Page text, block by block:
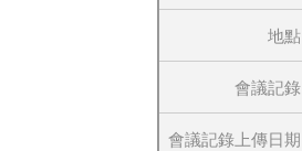
地點
會議記錄
會議記錄上傳日期